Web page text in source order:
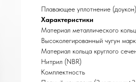
Плавающее уплотнение
Характеристики
Материал металлического
Высоколегированный чугун
Материал кольца круглого
Нитрил (NBR)
Комплектность